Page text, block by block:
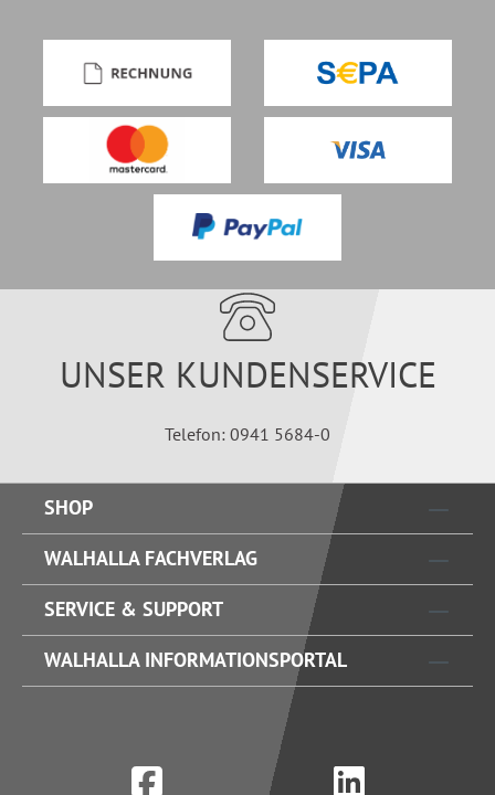
UNSER KUNDENSERVICE
Telefon: 0941 5684-0
SHOP
WALHALLA FACHVERLAG
SERVICE & SUPPORT
WALHALLA INFORMATIONSPORTAL